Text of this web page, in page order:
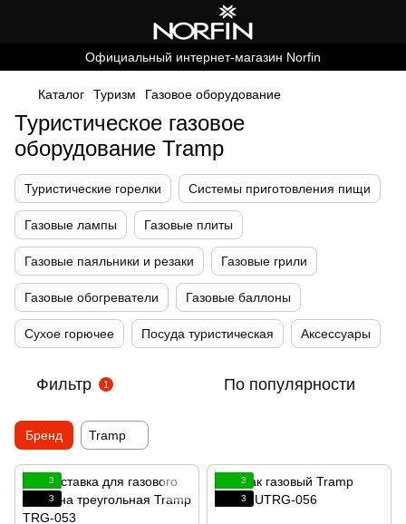
Официальный интернет-магазин Norfin
Каталог Туризм Газовое оборудование
Туристическое газовое
оборудование Tramp
Туристические горелки Системы приготовления пищи
Газовые лампы Газовые плиты
Газовые паяльники и резаки Газовые грили
Газовые обогреватели Газовые баллоны
Сухое горючее Посуда туристическая Аксессуары
Фильтр 1 По популярности
Бренд Tramp
3
3
3
3